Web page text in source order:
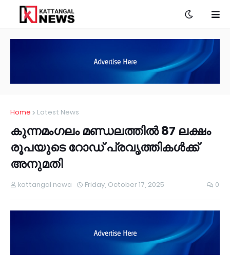
Home Latest News
കുന്നമംഗലം മണ്ഡലത്തിൽ 87 ലക്ഷം
രൂപയുടെ റോഡ് പ്രവൃത്തികൾക്ക്
അനുമതി
kattangal newa Friday, October 17, 2025 0